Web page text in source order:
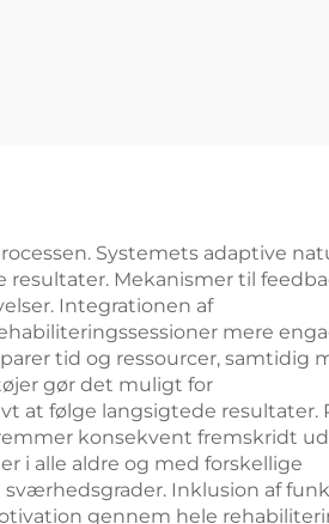
Systemets adaptive
Mekanismer til
Integrationen af
mere
tid og ressourcer, samtidig
gør det muligt for
at følge langsigtede resultater.
konsekvent fremskridt
i alle aldre og med forskellige
Inklusion af
gennem hele